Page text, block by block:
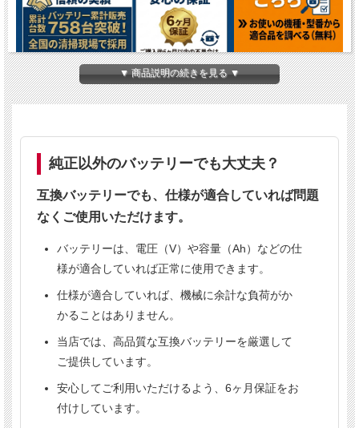
式バッテリー
高品質互換バッテリー（純正同等性能）
純正より20〜50％安く、6ヶ月保証付き
純正同等性能 6ヶ月保証
こんな方におすすめ
✔ ビルメンテナンス会社様
✔
倉庫の清掃担当者様
✔ バッテリーの価格が高くてお困りの方
▼ 商品説明の続きを見る ▼
純正以外のバッテリーでも大丈夫？
互換バッテリーでも、仕様が適合していれば問題
なくご使用いただけます。
バッテリーは、電圧（V）や容量（Ah）などの仕
様が適合していれば正常に使用できます。
仕様が適合していれば、機械に余計な負荷がか
かることはありません。
当店では、高品質な互換バッテリーを厳選して
ご提供しています。
安心してご利用いただけるよう、6ヶ月保証をお
付けしています。